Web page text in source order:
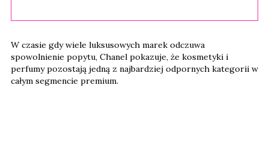
W czasie gdy wiele luksusowych marek odczuwa
spowolnienie popytu, Chanel pokazuje, że kosmetyki i
perfumy pozostają jedną z najbardziej odpornych kategorii w
całym segmencie premium.